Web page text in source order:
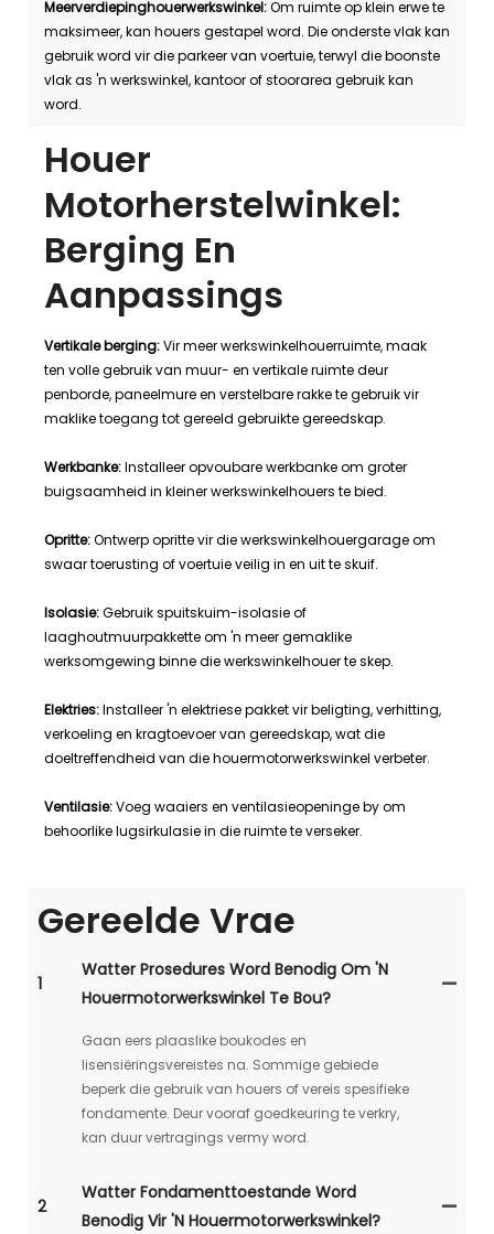
Meerverdiepinghouerwerkswinkel:Om ruimte op klein erwe te
maksimeer, kan houers gestapel word. Die onderste vlak kan
gebruik word vir die parkeer van voertuie, terwyl die boonste
vlak as 'n werkswinkel, kantoor of stoorarea gebruik kan
word.
Houer
Motorherstelwinkel:
Berging En
Aanpassings
Vertikale berging:Vir meer werkswinkelhouerruimte, maak
ten volle gebruik van muur- en vertikale ruimte deur
penborde, paneelmure en verstelbare rakke te gebruik vir
maklike toegang tot gereeld gebruikte gereedskap.
Werkbanke:Installeer opvoubare werkbanke om groter
buigsaamheid in kleiner werkswinkelhouers te bied.
Opritte:Ontwerp opritte vir die werkswinkelhouergarage om
swaar toerusting of voertuie veilig in en uit te skuif.
Isolasie:Gebruik spuitskuim-isolasie of
laaghoutmuurpakkette om 'n meer gemaklike
werksomgewing binne die werkswinkelhouer te skep.
Elektries:Installeer 'n elektriese pakket vir beligting, verhitting,
verkoeling en kragtoevoer van gereedskap, wat die
doeltreffendheid van die houermotorwerkswinkel verbeter.
Ventilasie:Voeg waaiers en ventilasieopeninge by om
behoorlike lugsirkulasie in die ruimte te verseker.
Gereelde Vrae
1
Watter Prosedures Word Benodig Om 'n
Houermotorwerkswinkel Te Bou?
Gaan eers plaaslike boukodes en
lisensiëringsvereistes na. Sommige gebiede
beperk die gebruik van houers of vereis spesifieke
fondamente. Deur vooraf goedkeuring te verkry,
kan duur vertragings vermy word.
2
Watter Fondamenttoestande Word
Benodig Vir 'n Houermotorwerkswinkel?